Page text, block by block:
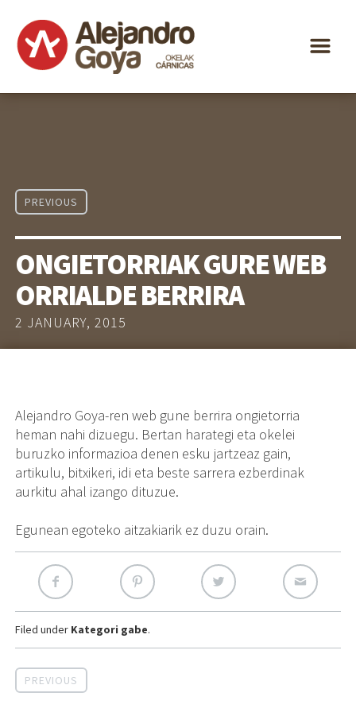
m
ALEJANDRO
GOYA
ES
PREVIOUS
ONGIETORRIAK GURE WEB
ORRIALDE BERRIRA
2 JANUARY, 2015
Alejandro Goya-ren web gune berrira ongietorria
heman nahi dizuegu. Bertan harategi eta okelei
buruzko informazioa denen esku jartzeaz gain,
artikulu, bitxikeri, idi eta beste sarrera ezberdinak
aurkitu ahal izango dituzue.
Egunean egoteko aitzakiarik ez duzu orain.
Filed under Kategori gabe.
PREVIOUS